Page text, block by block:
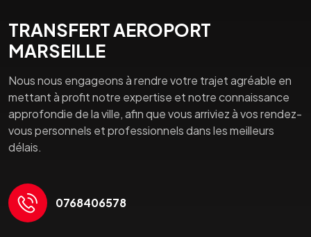
TRANSFERT AEROPORT
MARSEILLE
Nous nous engageons à rendre votre trajet agréable en
mettant à profit notre expertise et notre connaissance
approfondie de la ville, afin que vous arriviez à vos rendez-
vous personnels et professionnels dans les meilleurs
délais.
0768406578